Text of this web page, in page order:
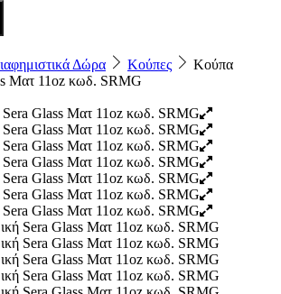
Δώρα Κούπες
Κούπα
Ματ 11oz κωδ. SRMG